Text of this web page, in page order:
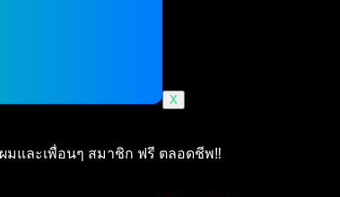
X
มและเพื่อนๆ สมาชิก ฟรี ตลอดชีพ‼️